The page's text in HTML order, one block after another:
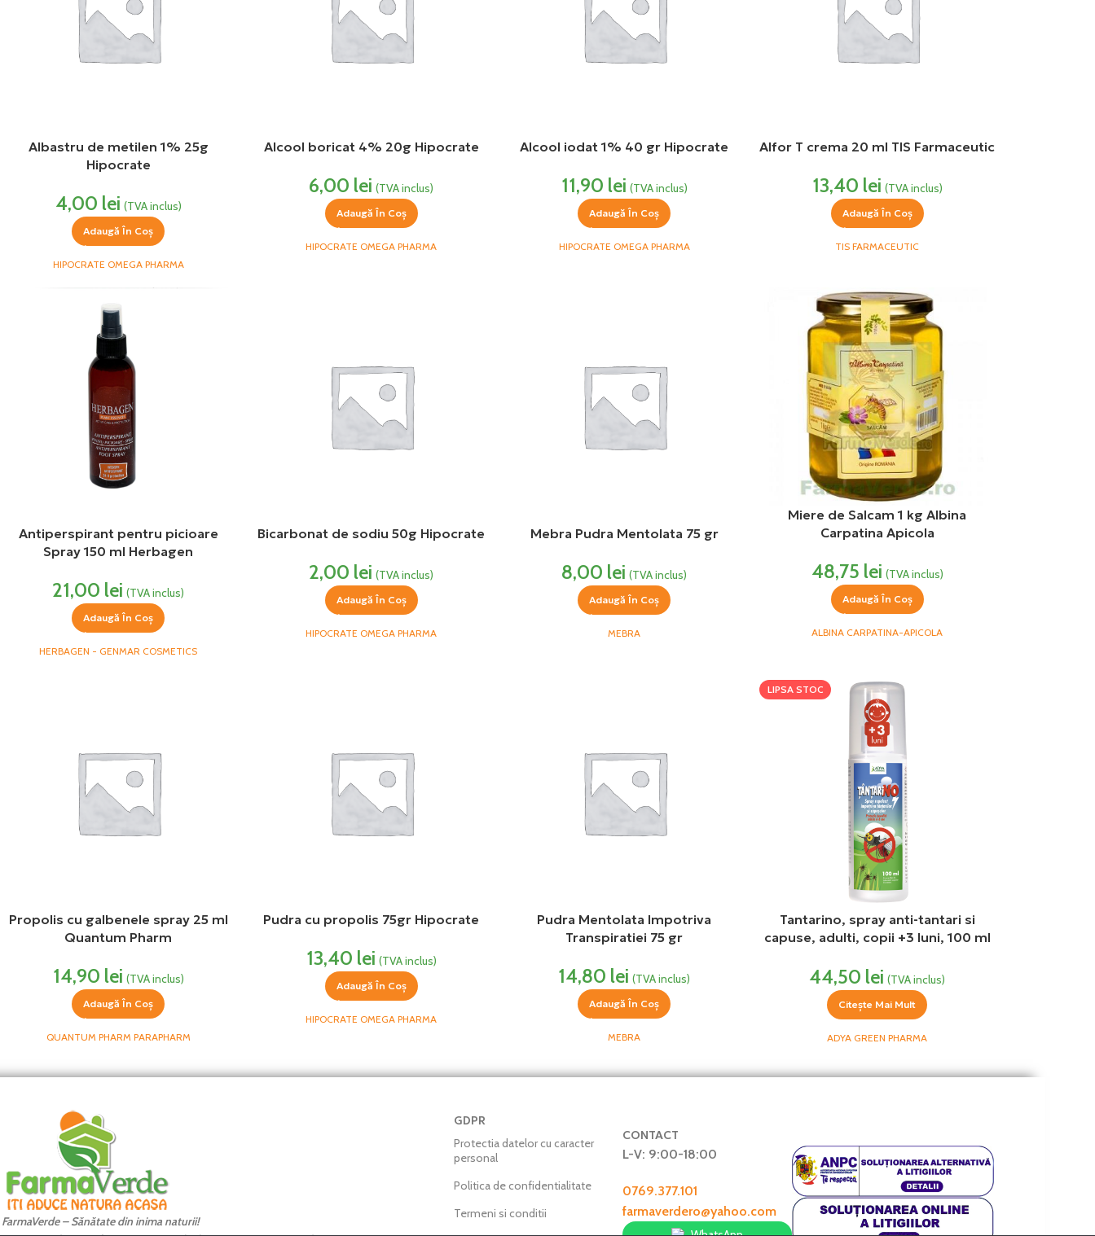
Albastru de metilen 1% 25g
Hipocrate
4,00 lei (TVA inclus)
Adaugă În Coș
HIPOCRATE OMEGA PHARMA
Alcool boricat 4% 20g Hipocrate
6,00 lei (TVA inclus)
Adaugă În Coș
HIPOCRATE OMEGA PHARMA
Alcool iodat 1% 40 gr Hipocrate
11,90 lei (TVA inclus)
Adaugă În Coș
HIPOCRATE OMEGA PHARMA
Alfor T crema 20 ml TIS Farmaceutic
13,40 lei (TVA inclus)
Adaugă În Coș
TIS FARMACEUTIC
Antiperspirant pentru picioare
Spray 150 ml Herbagen
21,00 lei (TVA inclus)
Adaugă În Coș
HERBAGEN - GENMAR COSMETICS
Bicarbonat de sodiu 50g Hipocrate
2,00 lei (TVA inclus)
Adaugă În Coș
HIPOCRATE OMEGA PHARMA
Mebra Pudra Mentolata 75 gr
8,00 lei (TVA inclus)
Adaugă În Coș
MEBRA
Miere de Salcam 1 kg Albina
Carpatina Apicola
48,75 lei (TVA inclus)
Adaugă În Coș
ALBINA CARPATINA-APICOLA
Propolis cu galbenele spray 25 ml
Quantum Pharm
14,90 lei (TVA inclus)
Adaugă În Coș
QUANTUM PHARM PARAPHARM
Pudra cu propolis 75gr Hipocrate
13,40 lei (TVA inclus)
Adaugă În Coș
HIPOCRATE OMEGA PHARMA
Pudra Mentolata Impotriva
Transpiratiei 75 gr
14,80 lei (TVA inclus)
Adaugă În Coș
MEBRA
LIPSA STOC
Tantarino, spray anti-tantari si
capuse, adulti, copii +3 luni, 100 ml
44,50 lei (TVA inclus)
Citește Mai Mult
ADYA GREEN PHARMA
FarmaVerde – Sănătate din inima naturii!
GDPR
Protectia datelor cu caracter
personal
Politica de confidentialitate
Termeni si conditii
CONTACT
L-V: 9:00-18:00
0769.377.101
farmaverdero@yahoo.com